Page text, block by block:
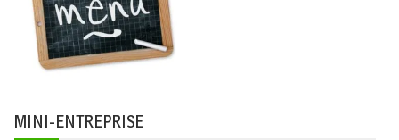
MINI-ENTREPRISE